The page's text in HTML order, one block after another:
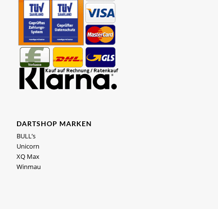
DARTSHOP MARKEN
BULL’s
Unicorn
XQ Max
Winmau